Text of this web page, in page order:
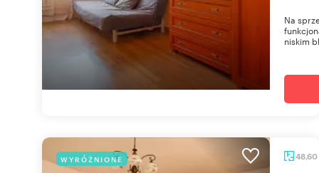
Na
niskim
WYRÓŻNIONE 48,60